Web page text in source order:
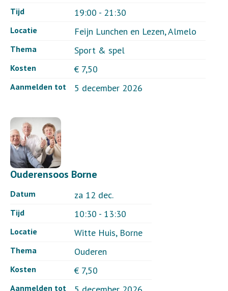
Tijd 19:00 - 21:30
Locatie Feijn Lunchen en Lezen, Almelo
Thema Sport & spel
Kosten € 7,50
Aanmelden tot 5 december 2026
Ouderensoos Borne
Datum za 12 dec.
Tijd 10:30 - 13:30
Locatie Witte Huis, Borne
Thema Ouderen
Kosten € 7,50
Aanmelden tot